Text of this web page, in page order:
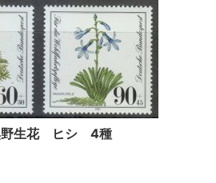
野生花 ヒシ 4種